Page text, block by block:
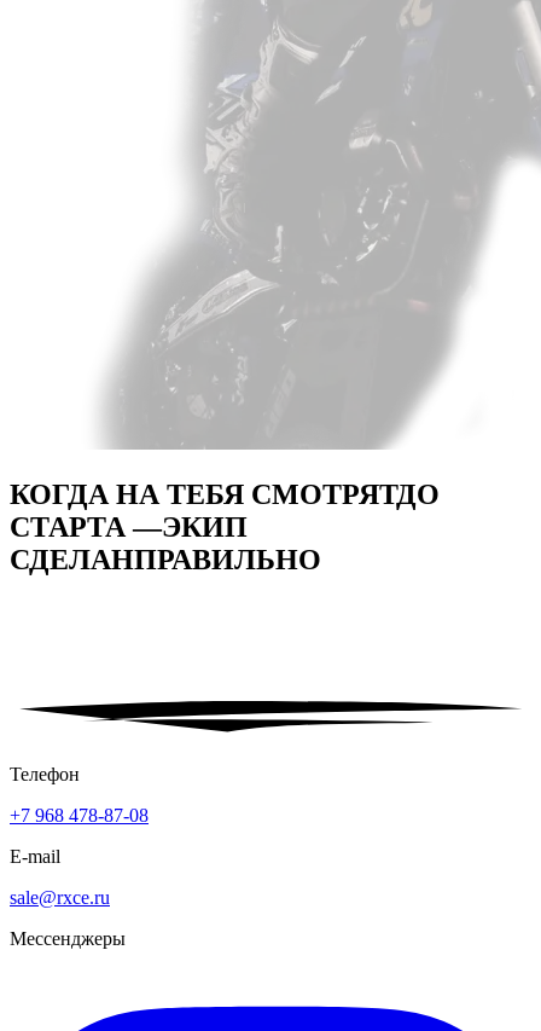
КОГДА НА ТЕБЯ СМОТРЯТДО
СТАРТА —ЭКИП
СДЕЛАНПРАВИЛЬНО
Телефон
+7 968 478-87-08
E-mail
sale@rxce.ru
Мессенджеры